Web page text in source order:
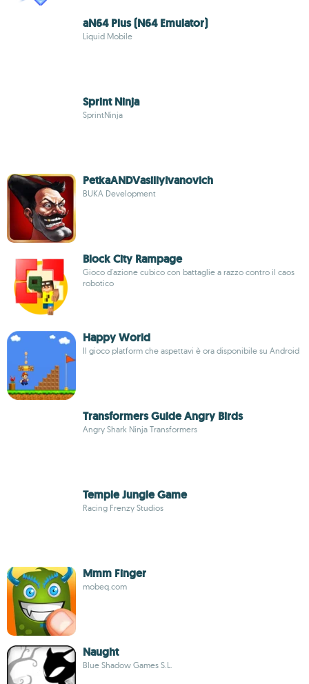
aN64 Plus (N64 Emulator)
Liquid Mobile
Sprint Ninja
SprintNinja
PetkaANDVasiliyIvanovich
BUKA Development
Block City Rampage
Gioco d'azione cubico con battaglie a razzo contro il caos
robotico
Happy World
Il gioco platform che aspettavi è ora disponibile su Android
Transformers Guide Angry Birds
Angry Shark Ninja Transformers
Temple Jungle Game
Racing Frenzy Studios
Mmm Finger
mobeq.com
Naught
Blue Shadow Games S.L.